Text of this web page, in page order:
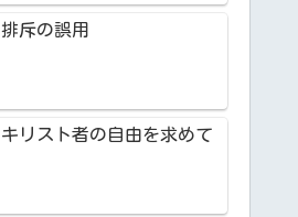
排斥の誤用
キリスト者の自由を求めて